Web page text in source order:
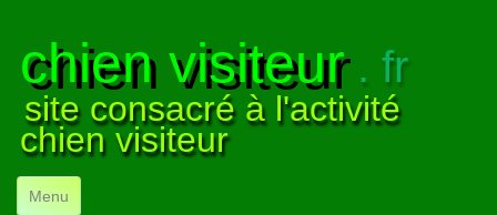
chien visiteur. fr
site consacré à l'activité
chien visiteur
Menu